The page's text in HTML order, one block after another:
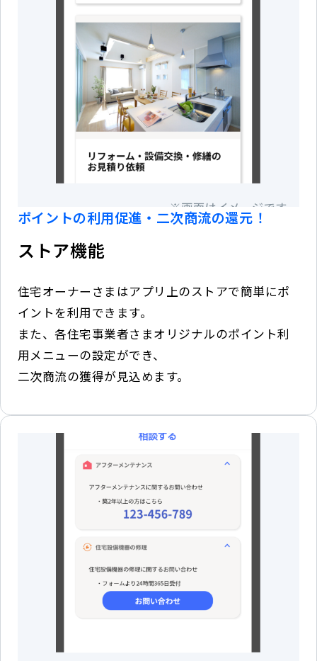
ポイントの利用促進・二次商流の還元！
ストア機能
住宅オーナーさまはアプリ上のストアで簡単にポ
イントを利用できます。
また、各住宅事業者さまオリジナルのポイント利
用メニューの設定ができ、
二次商流の獲得が見込めます。